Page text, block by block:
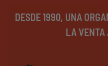
DESDE 1990, UNA
LA VENTA